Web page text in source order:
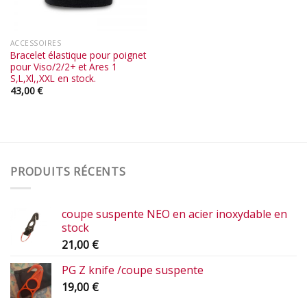
ACCESSOIRES
Bracelet élastique pour poignet
pour Viso/2/2+ et Ares 1
S,L,Xl,,XXL en stock.
43,00€
PRODUITS RÉCENTS
coupe suspente NEO en acier inoxydable en
stock
21,00 €
PG Z knife /coupe suspente
19,00 €